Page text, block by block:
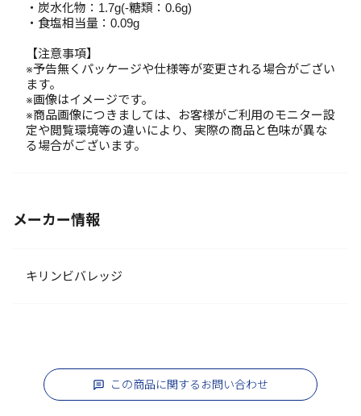
・炭水化物：1.7g(-糖類：0.6g)
・食塩相当量：0.09g
【注意事項】
※予告無くパッケージや仕様等が変更される場合がござい
ます。
※画像はイメージです。
※商品画像につきましては、お客様がご利用のモニター設
定や閲覧環境等の違いにより、実際の商品と色味が異な
る場合がございます。
メーカー情報
キリンビバレッジ
この商品に関するお問い合わせ